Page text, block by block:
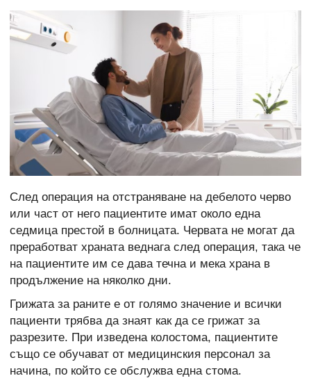
След операция на отстраняване на дебелото черво
или част от него пациентите имат около една
седмица престой в болницата. Червата не могат да
преработват храната веднага след операция, така че
на пациентите им се дава течна и мека храна в
продължение на няколко дни.
Грижата за раните е от голямо значение и всички
пациенти трябва да знаят как да се грижат за
разрезите. При изведена колостома, пациентите
също се обучават от медицинския персонал за
начина, по който се обслужва една стома.